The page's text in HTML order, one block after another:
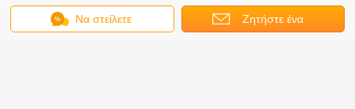
Να στείλετε Ζητήστε ένα